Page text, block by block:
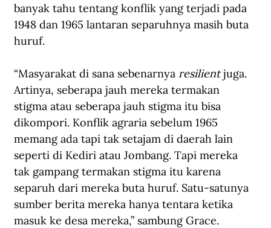
banyak tahu tentang konflik yang terjadi pada
1948 dan 1965 lantaran separuhnya masih buta
huruf.
“Masyarakat di sana sebenarnya resilient juga.
Artinya, seberapa jauh mereka termakan
stigma atau seberapa jauh stigma itu bisa
dikompori. Konflik agraria sebelum 1965
memang ada tapi tak setajam di daerah lain
seperti di Kediri atau Jombang. Tapi mereka
tak gampang termakan stigma itu karena
separuh dari mereka buta huruf. Satu-satunya
sumber berita mereka hanya tentara ketika
masuk ke desa mereka,” sambung Grace.